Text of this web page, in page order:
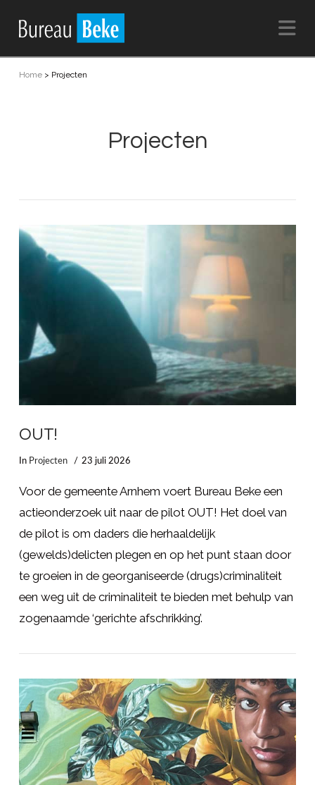
Home> Projecten
Projecten
OUT!
In Projecten 23 juli 2026
Voor de gemeente Arnhem voert Bureau Beke een
actieonderzoek uit naar de pilot OUT! Het doel van
de pilot is om daders die herhaaldelijk
(gewelds)delicten plegen en op het punt staan door
te groeien in de georganiseerde (drugs)criminaliteit
een weg uit de criminaliteit te bieden met behulp van
zogenaamde ‘gerichte afschrikking’.